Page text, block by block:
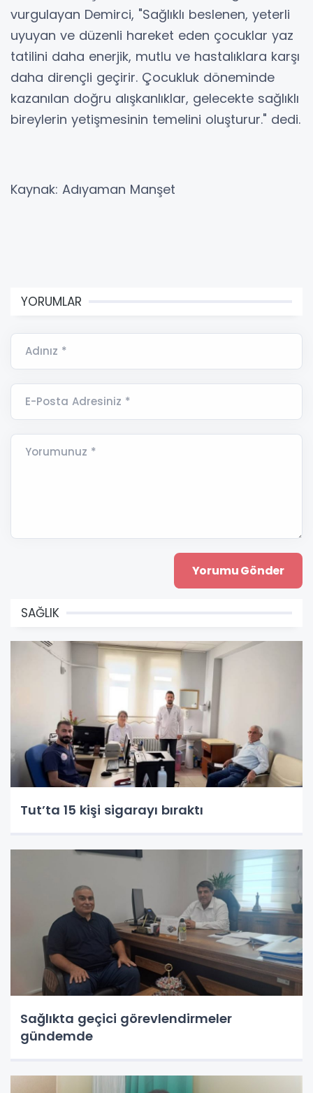
vurgulayan Demirci, "Sağlıklı beslenen, yeterli
uyuyan ve düzenli hareket eden çocuklar yaz
tatilini daha enerjik, mutlu ve hastalıklara karşı
daha dirençli geçirir. Çocukluk döneminde
kazanılan doğru alışkanlıklar, gelecekte sağlıklı
bireylerin yetişmesinin temelini oluşturur." dedi.
Kaynak: Adıyaman Manşet
YORUMLAR
Adınız *
E-Posta Adresiniz *
Yorumunuz *
SAĞLIK
Tut’ta 15 kişi sigarayı bıraktı
Sağlıkta geçici görevlendirmeler
gündemde